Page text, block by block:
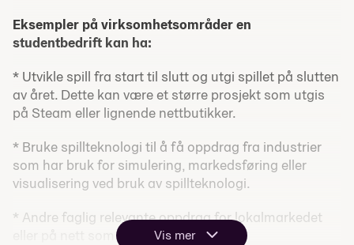
Eksempler på virksomhetsområder en
studentbedrift kan ha:
* Utvikle spill fra start til slutt og utgi spillet på slutten
av året. Dette kan være et større prosjekt som utgis
på Steam eller lignende nettbutikker.
* Bruke spillteknologi til å få oppdrag fra industrier
som har bruk for simulering, markedsføring eller
visualisering ved bruk av spillteknologi.
* Andre faglig relevante oppdrag for lokalmarkedet
eller på nett som du tjener penger på.
Vis mer